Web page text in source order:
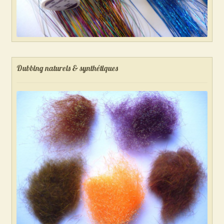
Dubbing naturels & synthétiques